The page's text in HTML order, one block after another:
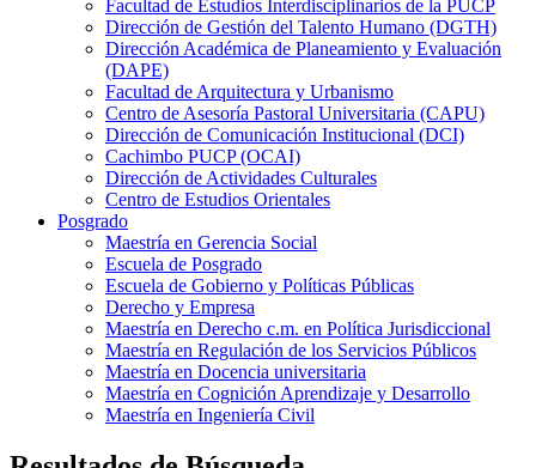
Facultad de Estudios Interdisciplinarios de la PUCP
Dirección de Gestión del Talento Humano (DGTH)
Dirección Académica de Planeamiento y Evaluación
(DAPE)
Facultad de Arquitectura y Urbanismo
Centro de Asesoría Pastoral Universitaria (CAPU)
Dirección de Comunicación Institucional (DCI)
Cachimbo PUCP (OCAI)
Dirección de Actividades Culturales
Centro de Estudios Orientales
Posgrado
Maestría en Gerencia Social
Escuela de Posgrado
Escuela de Gobierno y Políticas Públicas
Derecho y Empresa
Maestría en Derecho c.m. en Política Jurisdiccional
Maestría en Regulación de los Servicios Públicos
Maestría en Docencia universitaria
Maestría en Cognición Aprendizaje y Desarrollo
Maestría en Ingeniería Civil